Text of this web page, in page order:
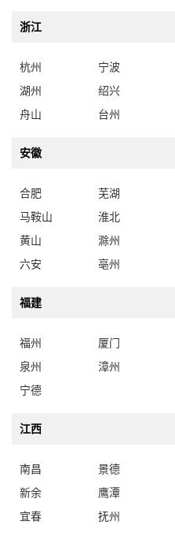
浙江
杭州 宁波
湖州
绍兴
舟山
台州
安徽
合肥 芜湖
马鞍山
淮北
黄山
滁州
六安
亳州
福建
福州 厦门
泉州
漳州
宁德
江西
南昌 景德
新余
鹰潭
宜春
抚州